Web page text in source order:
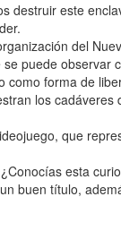
destruir este
del
puede observar
forma de
los
que
esta
buen título,